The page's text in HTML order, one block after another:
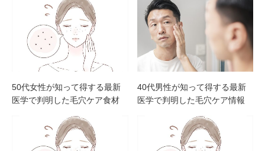
50代女性が知って得する最新
医学で判明した毛穴ケア食材
40代男性が知って得する最新
医学で判明した毛穴ケア情報